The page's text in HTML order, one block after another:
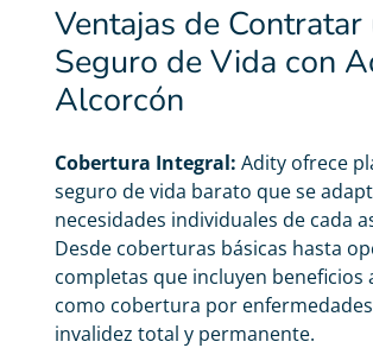
Ventajas de Contratar
Seguro de Vida con
Alcorcón
Cobertura Integral: Adity ofrece
seguro de vida barato que se
necesidades individuales de cada
Desde coberturas básicas hasta
completas que incluyen beneficios
como cobertura por
invalidez total y permanente.